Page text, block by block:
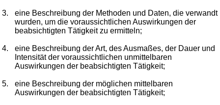
3.
eine Beschreibung der Methoden und Daten, die verwandt
wurden, um die voraussichtlichen Auswirkungen der
beabsichtigten Tätigkeit zu ermitteln;
4.
eine Beschreibung der Art, des Ausmaßes, der Dauer und
Intensität der voraussichtlichen unmittelbaren
Auswirkungen der beabsichtigten Tätigkeit;
5.
eine Beschreibung der möglichen mittelbaren
Auswirkungen der beabsichtigten Tätigkeit;